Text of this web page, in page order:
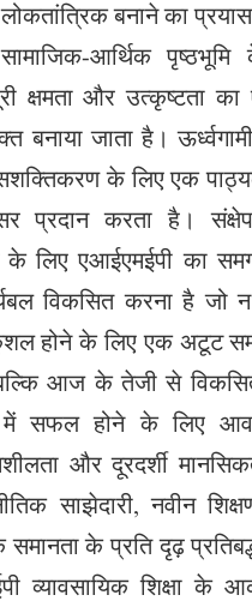
बनाने का
आर्थिक
क्षमता और उत्कृष्टता
बनाया जाता है।
के लिए एक
प्रदान करता है। संक्षेप
के लिए एआईएमईपी का
विकसित करना है जो
होने के लिए एक अटूट
आज के तेजी से
में सफल होने के लिए
और दूरदर्शी
साझेदारी, नवीन
समानता के प्रति दृढ़
व्यावसायिक शिक्षा के